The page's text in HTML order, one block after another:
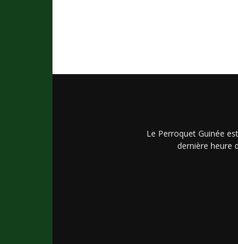
Le Perroquet Guinée
dernière heure